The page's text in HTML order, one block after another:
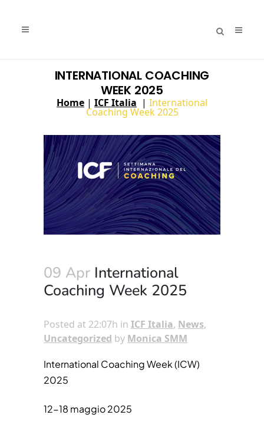
INTERNATIONAL COACHING
WEEK 2025
Home | ICF Italia | International
Coaching Week 2025
09 Apr International
Coaching Week 2025
Posted at 22:07h in ICF Italia, News,
Uncategorized by Monica SMM
International Coaching Week (ICW)
2025
12-18 maggio 2025